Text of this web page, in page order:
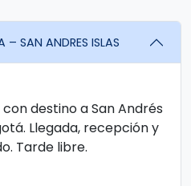
SAN ANDRES ISLAS
destino a San Andrés
Llegada, recepción y
Tarde libre.